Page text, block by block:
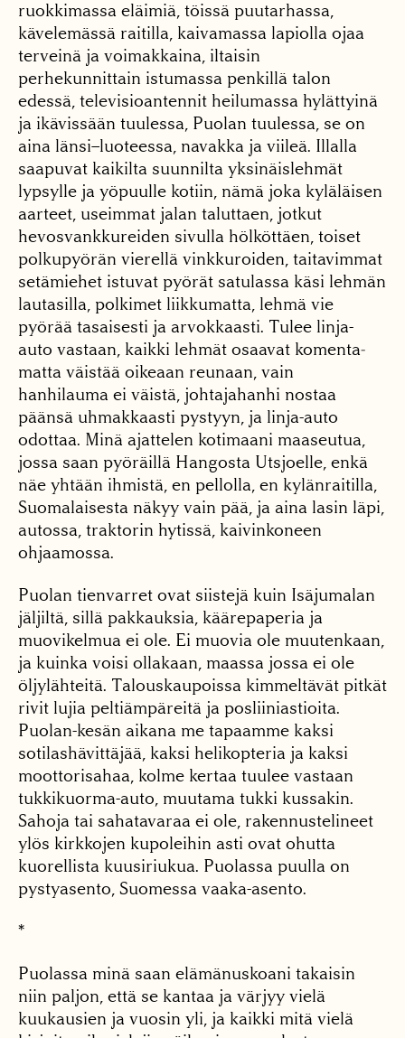
ruokkimas­sa eläimiä, töissä puutar­hassa,
kävelemässä raitilla, kaivamassa lapiolla ojaa
terveinä ja voimakkaina, iltaisin
perhekunnittain is­tumassa penkillä talon
edessä, televisioantennit heilumassa hylättyinä
ja ikävissään tuulessa, Puolan tuulessa, se on
aina länsi–luoteessa, navakka ja vii­leä. Illalla
saapuvat kaikil­ta suunnilta yksinäislehmät
lypsylle ja yöpuulle kotiin, nämä joka kyläläisen
aar­teet, useimmat jalan talut­taen, jotkut
hevosvankku­reiden sivulla hölköttäen, toiset
polkupyörän vierellä vinkkuroiden, taitavimmat
setämiehet istuvat pyörät satulassa käsi lehmän
lau­tasilla, polkimet liikkumat­ta, lehmä vie
pyörää tasai­sesti ja arvokkaasti. Tulee linja-
auto vastaan, kaikki lehmät osaavat komenta­
matta väistää oikeaan reu­naan, vain
hanhilauma ei väistä, johtajahanhi nostaa
päänsä uhmakkaasti pys­tyyn, ja linja-auto
odottaa. Minä ajattelen kotimaani maaseutua,
jossa saan pyö­räillä Hangosta Utsjoelle, enkä
näe yhtään ihmistä, en pellolla, en kylänraitilla,
Suomalaisesta näkyy vain pää, ja aina lasin läpi,
autossa, traktorin hytissä, kaivinkoneen
ohjaamossa.
Puolan tienvarret ovat siistejä kuin Isäjumalan
jäljiltä, sillä pakkauksia, kää­repaperia ja
muovikelmua ei ole. Ei muovia ole muutenkaan,
ja kuinka voisi ollakaan, maassa jossa ei ole
öljylähteitä. Talouskaupoissa kimmeltävät pitkät
rivit lujia peltiämpäreitä ja posliiniastioita.
Puolan-kesän aikana me tapaamme kaksi
sotilashävittäjää, kaksi helikopteria ja kaksi
moottorisahaa, kolme kertaa tuulee vastaan
tukkikuorma-auto, muutama tukki kussakin.
Sahoja tai sahatavaraa ei ole, rakennustelineet
ylös kirkkojen kupoleihin asti ovat ohutta
kuorellista kuusiriukua. Puolassa puulla on
pystyasento, Suomessa vaaka-asento.
*
Puolassa minä saan elämänuskoani takaisin
niin paljon, että se kantaa ja värjyy vielä
kuukausien ja vuosin yli, ja kaikki mitä vielä